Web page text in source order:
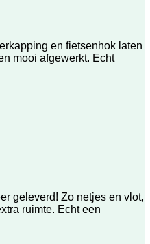
en fietsenhok laten
mooi afgewerkt. Echt
geleverd! Zo netjes en vlot,
ruimte. Echt een